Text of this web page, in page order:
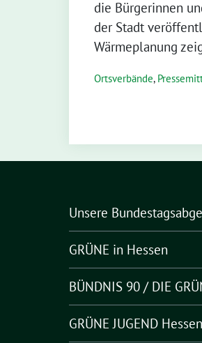
die Bürgerinnen
der Stadt
Wärmeplanung
Ortsverbände,
Unsere
GRÜNE in Hessen
BÜNDNIS 90 / DIE
GRÜNE JUGEND Hessen